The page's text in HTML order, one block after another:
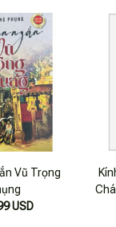
Vũ Trọng
USD